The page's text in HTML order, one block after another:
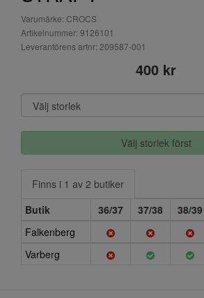
Varumärke: CROCS
Artikelnummer: 9126101
Leverantörens artnr: 209587-001
400 kr
Välj storlek först
Finns i 1 av 2 butiker
Butik
36/37 37/38 38/39
Falkenberg
Varberg